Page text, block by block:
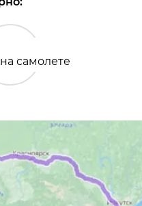
на самолете